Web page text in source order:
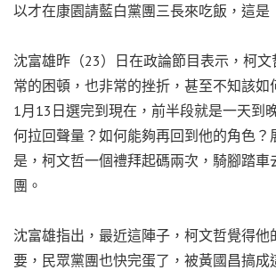
以才在康園請藍白黨團三長來吃飯，這是
沈富雄昨（23）日在政論節目表示，柯
常的困頓，也非常的挫折，甚至不知該如
1月13日選完到現在，前半段就是一天到
何拉回聲量？如何能夠再回到他的角色？
是，柯文哲一個禮拜起碼兩次，騎腳踏車
團。
沈富雄指出，最近這陣子，柯文哲覺得他
要，民眾黨團也快完蛋了，被黃國昌搞成